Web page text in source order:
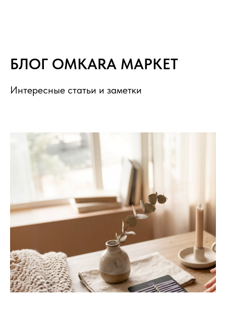
БЛОГ OMKARA МАРКЕТ
Интересные статьи и заметки